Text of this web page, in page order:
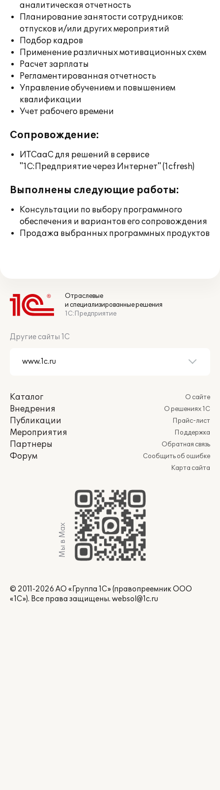
аналитическая отчетность
Планирование занятости сотрудников:
отпусков и/или других мероприятий
Подбор кадров
Применение различных мотивационных схем
Расчет зарплаты
Регламентированная отчетность
Управление обучением и повышением
квалификации
Учет рабочего времени
Сопровождение:
ИТСааС для решений в сервисе
"1С:Предприятие через Интернет" (1cfresh)
Выполнены следующие работы:
Консультации по выбору программного
обеспечения и вариантов его сопровождения
Продажа выбранных программных продуктов
Отраслевые
и специализированные решения
1С:Предприятие
Другие сайты 1С
Каталог
Внедрения
Публикации
Мероприятия
Партнеры
Форум
О сайте
О решениях 1С
Прайс-лист
Поддержка
Обратная связь
Сообщить об ошибке
Карта сайта
Мы в Max
© 2011-2026 АО «Группа 1С» (правопреемник ООО
«1С»). Все права защищены. websol@1c.ru